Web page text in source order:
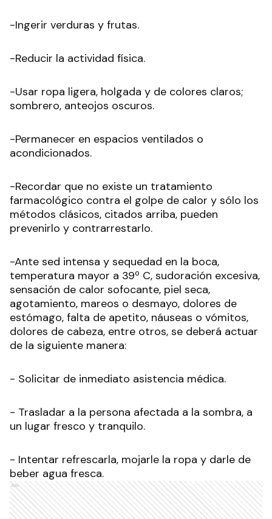
-Ingerir verduras y frutas.
-Reducir la actividad física.
-Usar ropa ligera, holgada y de colores claros;
sombrero, anteojos oscuros.
-Permanecer en espacios ventilados o
acondicionados.
-Recordar que no existe un tratamiento
farmacológico contra el golpe de calor y sólo los
métodos clásicos, citados arriba, pueden
prevenirlo y contrarrestarlo.
-Ante sed intensa y sequedad en la boca,
temperatura mayor a 39º C, sudoración excesiva,
sensación de calor sofocante, piel seca,
agotamiento, mareos o desmayo, dolores de
estómago, falta de apetito, náuseas o vómitos,
dolores de cabeza, entre otros, se deberá actuar
de la siguiente manera:
- Solicitar de inmediato asistencia médica.
- Trasladar a la persona afectada a la sombra, a
un lugar fresco y tranquilo.
- Intentar refrescarla, mojarle la ropa y darle de
beber agua fresca.
Ads